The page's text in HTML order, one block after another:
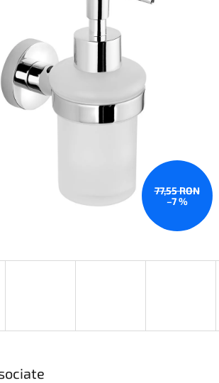
77,55 RON
–7 %